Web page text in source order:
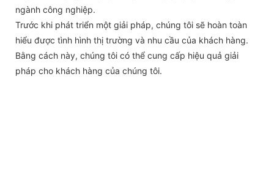
ngành công nghiệp.
Trước khi phát triển một giải pháp, chúng tôi sẽ hoàn toàn
hiểu được tình hình thị trường và nhu cầu của khách hàng.
Bằng cách này, chúng tôi có thể cung cấp hiệu quả giải
pháp cho khách hàng của chúng tôi.